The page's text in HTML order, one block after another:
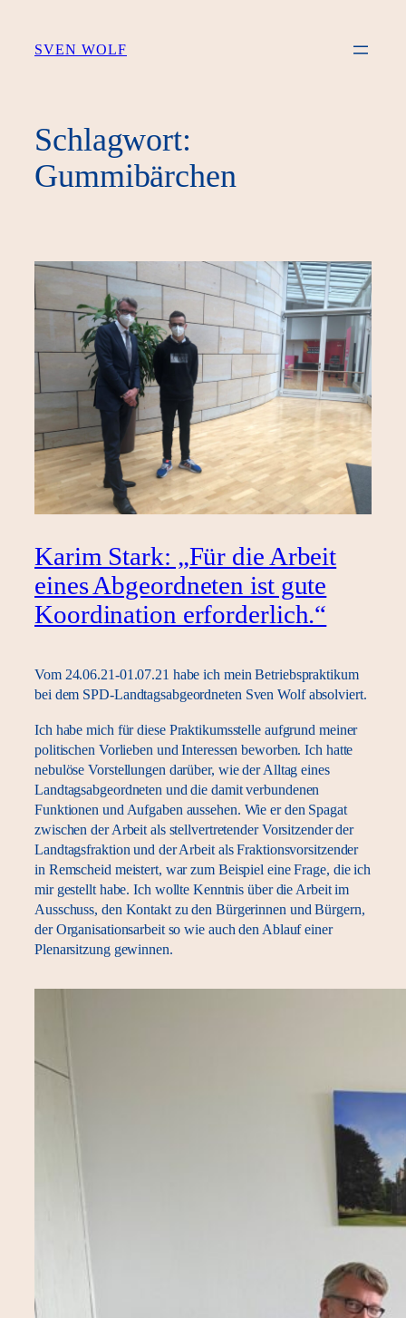
Inhalt
SVEN WOLF
Schlagwort:
Gummibärchen
Karim Stark: „Für die Arbeit
eines Abgeordneten ist gute
Koordination erforderlich.“
Vom 24.06.21-01.07.21 habe ich mein Betriebspraktikum
bei dem SPD-Landtagsabgeordneten Sven Wolf absolviert.
Ich habe mich für diese Praktikumsstelle aufgrund meiner
politischen Vorlieben und Interessen beworben. Ich hatte
nebulöse Vorstellungen darüber, wie der Alltag eines
Landtagsabgeordneten und die damit verbundenen
Funktionen und Aufgaben aussehen. Wie er den Spagat
zwischen der Arbeit als stellvertretender Vorsitzender der
Landtagsfraktion und der Arbeit als Fraktionsvorsitzender
in Remscheid meistert, war zum Beispiel eine Frage, die ich
mir gestellt habe. Ich wollte Kenntnis über die Arbeit im
Ausschuss, den Kontakt zu den Bürgerinnen und Bürgern,
der Organisationsarbeit so wie auch den Ablauf einer
Plenarsitzung gewinnen.